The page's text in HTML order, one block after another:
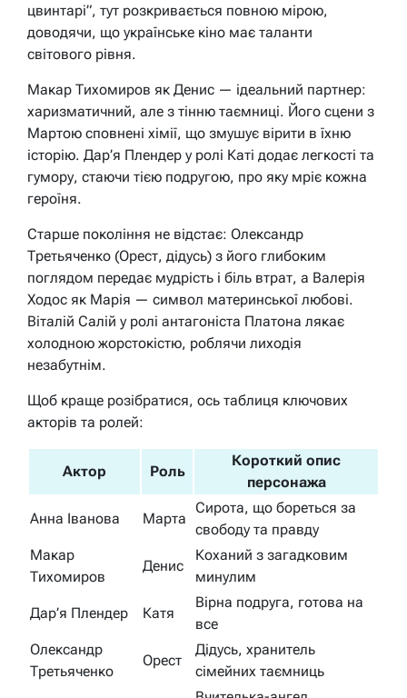
цвинтарі”, тут розкривається повною мірою,
доводячи, що українське кіно має таланти
світового рівня.
Макар Тихомиров як Денис — ідеальний партнер:
харизматичний, але з тінню таємниці. Його сцени з
Мартою сповнені хімії, що змушує вірити в їхню
історію. Дар’я Плендер у ролі Каті додає легкості та
гумору, стаючи тією подругою, про яку мріє кожна
героїня.
Старше покоління не відстає: Олександр
Третьяченко (Орест, дідусь) з його глибоким
поглядом передає мудрість і біль втрат, а Валерія
Ходос як Марія — символ материнської любові.
Віталій Салій у ролі антагоніста Платона лякає
холодною жорстокістю, роблячи лиходія
незабутнім.
Щоб краще розібратися, ось таблиця ключових
акторів та ролей:
Актор Роль
Короткий опис
персонажа
Анна Іванова Марта
Сирота, що бореться за
свободу та правду
Макар
Тихомиров
Денис
Коханий з загадковим
минулим
Дар’я Плендер Катя
Вірна подруга, готова на
все
Олександр
Третьяченко
Орест
Дідусь, хранитель
сімейних таємниць